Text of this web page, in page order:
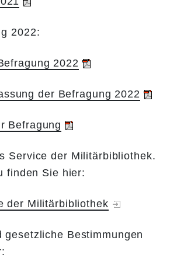
2022:
2022
der Befragung 2022
Befragung
Service der Militärbibliothek.
finden Sie hier:
der Militärbibliothek
gesetzliche Bestimmungen